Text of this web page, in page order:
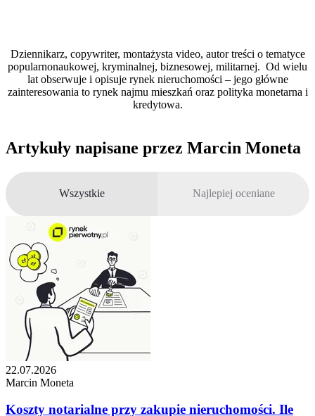
Dziennikarz, copywriter, montażysta video, autor treści o tematyce
popularnonaukowej, kryminalnej, biznesowej, militarnej. Od wielu
lat obserwuje i opisuje rynek nieruchomości – jego główne
zainteresowania to rynek najmu mieszkań oraz polityka monetarna i
kredytowa.
Artykuły napisane przez Marcin Moneta
Wszystkie Najlepiej oceniane
22.07.2026
Marcin Moneta
Koszty notarialne przy zakupie nieruchomości. Ile